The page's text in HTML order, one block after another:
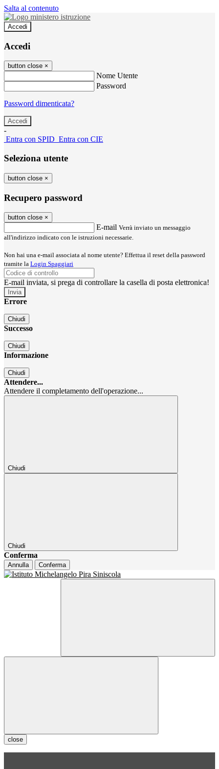
Salta al contenuto
Accedi
Accedi
button close ×
Nome Utente
Password
Password dimenticata?
-
Entra con SPID Entra con CIE
Seleziona utente
button close ×
Recupero password
button close ×
E-mail Verrà inviato un messaggio
all'indirizzo indicato con le istruzioni necessarie.
Non hai una e-mail associata al nome utente? Effettua il reset della password
tramite la Login Spaggiari
E-mail inviata, si prega di controllare la casella di posta elettronica!
Errore
Chiudi
Successo
Chiudi
Informazione
Chiudi
Attendere...
Attendere il completamento dell'operazione...
Chiudi
Chiudi
Conferma
Annulla Conferma
close